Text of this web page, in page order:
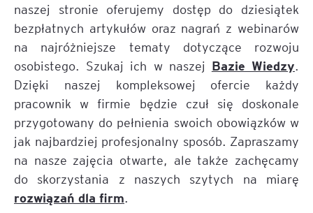
naszej stronie oferujemy dostęp do dziesiątek
bezpłatnych artykułów oraz nagrań z webinarów
na najróżniejsze tematy dotyczące rozwoju
osobistego. Szukaj ich w naszej Bazie Wiedzy.
Dzięki naszej kompleksowej ofercie każdy
pracownik w firmie będzie czuł się doskonale
przygotowany do pełnienia swoich obowiązków w
jak najbardziej profesjonalny sposób. Zapraszamy
na nasze zajęcia otwarte, ale także zachęcamy
do skorzystania z naszych szytych na miarę
rozwiązań dla firm.